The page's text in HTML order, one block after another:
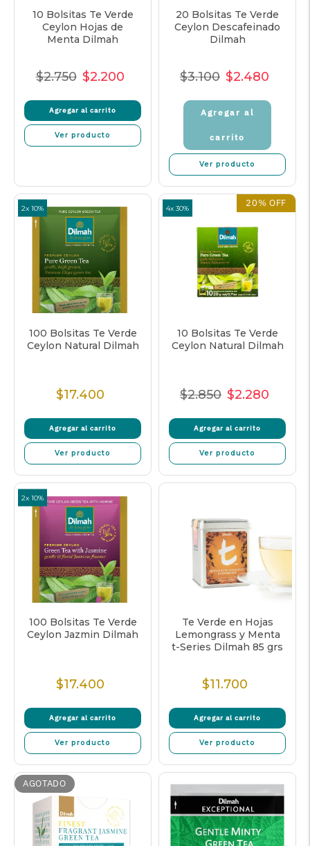
10 Bolsitas Te Verde
Ceylon Hojas de
Menta Dilmah
Precio
$2.750 Precio
venta
$2.200
Agregar al carrito
Ver producto
20 Bolsitas Te Verde
Ceylon Descafeinado
Dilmah
Precio
$3.100 Precio
venta
$2.480
Agregar al
carrito
Ver producto
2x 10%
100 Bolsitas Te Verde
Ceylon Natural Dilmah
Precio
$17.400
Agregar al carrito
Ver producto
4x 30% 20% OFF
10 Bolsitas Te Verde
Ceylon Natural Dilmah
Precio
$2.850 Precio
venta
$2.280
Agregar al carrito
Ver producto
2x 10%
100 Bolsitas Te Verde
Ceylon Jazmin Dilmah
Precio
$17.400
Agregar al carrito
Ver producto
Te Verde en Hojas
Lemongrass y Menta
t-Series Dilmah 85 grs
Precio
$11.700
Agregar al carrito
Ver producto
AGOTADO